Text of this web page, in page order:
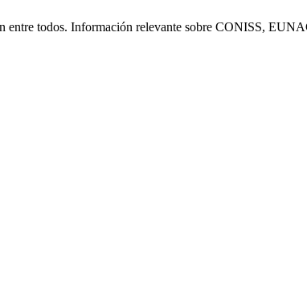
entre todos. Información relevante sobre CONISS,